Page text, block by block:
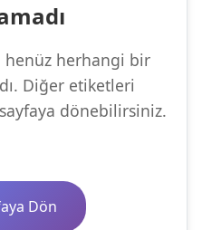
henüz herhangi bir
Diğer etiketleri
dönebilirsiniz.
Dön